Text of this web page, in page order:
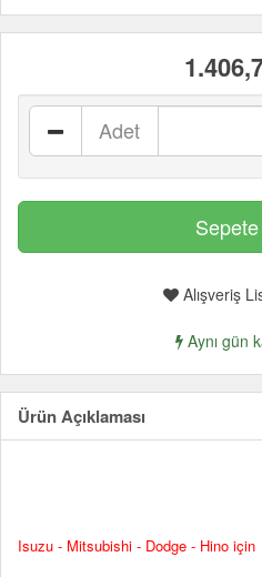
Adet
Alışveriş
Aynı gün
Ürün Açıklaması
Isuzu - Mitsubishi - Dodge - Hino